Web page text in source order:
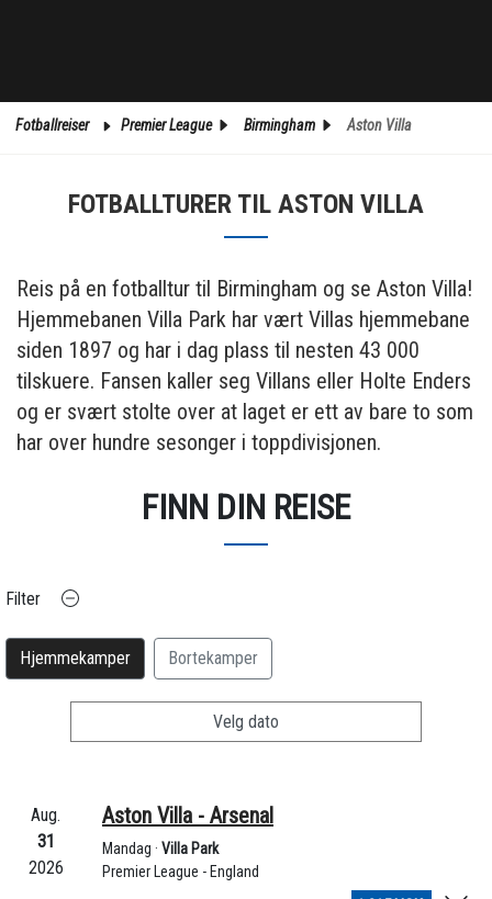
Fotballreiser Premier League Birmingham Aston Villa
FOTBALLTURER TIL ASTON VILLA
Reis på en fotballtur til Birmingham og se Aston Villa!
Hjemmebanen Villa Park har vært Villas hjemmebane
siden 1897 og har i dag plass til nesten 43 000
tilskuere. Fansen kaller seg Villans eller Holte Enders
og er svært stolte over at laget er ett av bare to som
har over hundre sesonger i toppdivisjonen.